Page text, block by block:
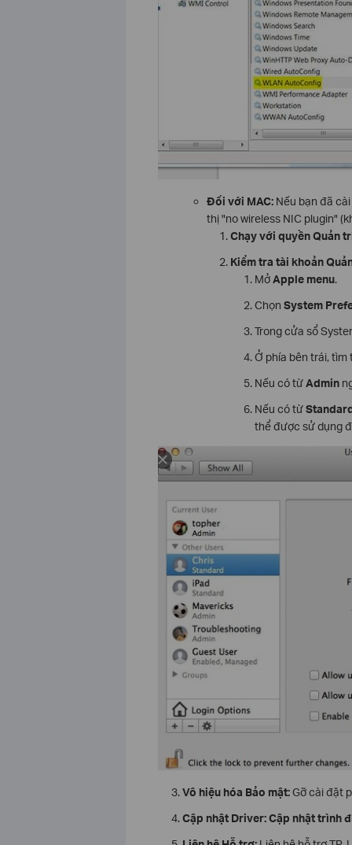
Đối với MAC:Nếu bạn đã
thị "no wireless NIC plugin"
Chạy với quyền Quản
Kiểm tra tài khoản
MởApple menu.
ChọnSystem
Trong cửa sổ
Ở phía bên trái,
Nếu có từAdmin
Nếu có từ
thể được sử dụng
Vô hiệu hóa Bảo mật:Gỡ cài đặt
Cập nhật Driver:Cập nhật trình